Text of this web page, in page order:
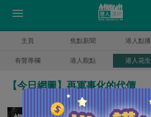
主頁 焦點新聞 港人點播
有聲專欄 港人觀點 港人花生
【今日網圖】再軍事化的代價